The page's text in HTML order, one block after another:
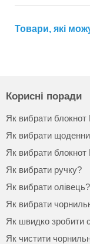
Товари, які
Корисні поради
Як вибрати блокнот
Як вибрати
Як вибрати
Як вибрати ручку?
Як вибрати олівець?
Як вибрати
Як швидко зробити
Як чистити